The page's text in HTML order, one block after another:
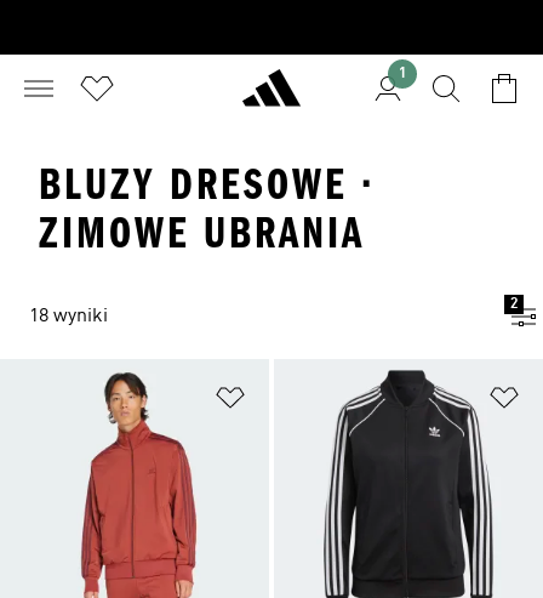
1
BLUZY DRESOWE ·
ZIMOWE UBRANIA
18 wyniki
2
Dodaj do listy życzeń